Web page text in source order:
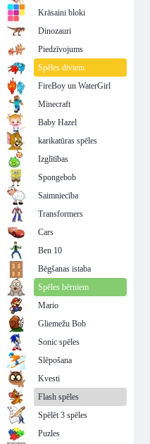
Krāsaini bloki
Dinozauri
Piedzīvojums
Spēles diviem
FireBoy un WaterGirl
Minecraft
Baby Hazel
karikatūras spēles
Izglītības
Spongebob
Saimniecība
Transformers
Cars
Ben 10
Bēgšanas istaba
Spēles bērniem
Mario
Gliemežu Bob
Sonic spēles
Slēpošana
Kvesti
Flash spēles
Spēlēt 3 spēles
Puzles